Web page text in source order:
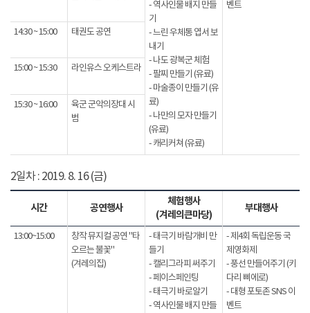
- 역사인물 배지 만들
기
- 느린 우체통 엽서 보
내기
- 나도 광복군 체험
- 팔찌 만들기 (유료)
- 마술종이 만들기 (유
료)
- 나만의 모자 만들기
(유료)
- 캐리커쳐 (유료)
벤트
14:30 ~ 15:00 태권도 공연
15:00 ~ 15:30 라인유스 오케스트라
15:30 ~ 16:00
육군 군악의장대 시
범
2일차 : 2019. 8. 16 (금)
시간 공연행사
체험행사
(겨레의큰마당)
부대행사
13:00~15:00
창작 뮤지컬 공연 "타
오르는 불꽃"
(겨레의집)
- 태극기 바람개비 만
들기
- 캘리그라피 써주기
- 페이스페인팅
- 태극기 바로알기
- 역사인물 배지 만들
- 제4회 독립운동 국
제영화제
- 풍선 만들어주기 (키
다리 삐에로)
- 대형 포토존 SNS 이
벤트